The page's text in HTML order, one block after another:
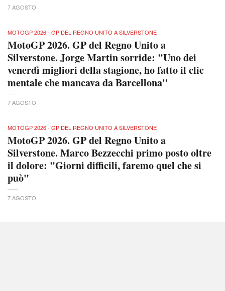
7 AGOSTO
MOTOGP 2026 - GP DEL REGNO UNITO A SILVERSTONE
MotoGP 2026. GP del Regno Unito a
Silverstone. Jorge Martin sorride: "Uno dei
venerdì migliori della stagione, ho fatto il clic
mentale che mancava da Barcellona"
7 AGOSTO
MOTOGP 2026 - GP DEL REGNO UNITO A SILVERSTONE
MotoGP 2026. GP del Regno Unito a
Silverstone. Marco Bezzecchi primo posto oltre
il dolore: "Giorni difficili, faremo quel che si
può"
7 AGOSTO